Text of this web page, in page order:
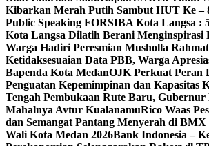
Kibarkan Merah Putih Sambut HUT Ke –
Public Speaking FORSIBA Kota Langsa :
Kota Langsa Dilatih Berani Menginspirasi
Warga Hadiri Peresmian Musholla
Ketidaksesuaian Data PBB, Warga
Bapenda Kota MedanOJK Perkuat Peran
Penguatan Kepemimpinan dan Kapasitas
Tengah Pembukaan Rute Baru, Gubernur
Mahalnya Avtur KualanamuRico Waas
dan Semangat Pantang Menyerah di
Wali Kota Medan 2026Bank Indonesia –